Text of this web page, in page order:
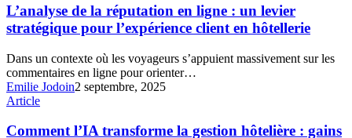
de
l’EPRTNT
2027
la
réputation
en
:
un
levier
stratégique
l’expérience
L’analyse de la réputation en ligne : un levier
stratégique pour l’expérience client en hôtellerie
Dans un contexte où les voyageurs s’appuient massivement sur les
commentaires en ligne pour orienter…
Emilie Jodoin2 septembre, 2025
Comment
transforme
Article
Comment l’IA transforme la gestion hôtelière : gains